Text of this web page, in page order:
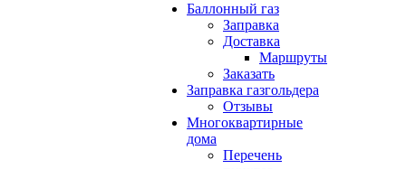
Баллонный газ
Заправка
Доставка
Маршруты
Заказать
Заправка газгольдера
Отзывы
Многоквартирные
дома
Перечень